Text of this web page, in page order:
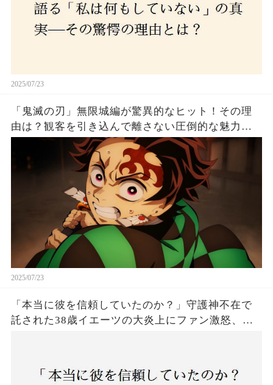
2025/07/23
「鬼滅の刃」無限城編が驚異的なヒット！その理
由は？観客を引き込んで離さない圧倒的な魅力と
2025/07/23
「本当に彼を信頼していたのか？」守護神不在で
託された38歳イエーツの大炎上にファン激怒、ド